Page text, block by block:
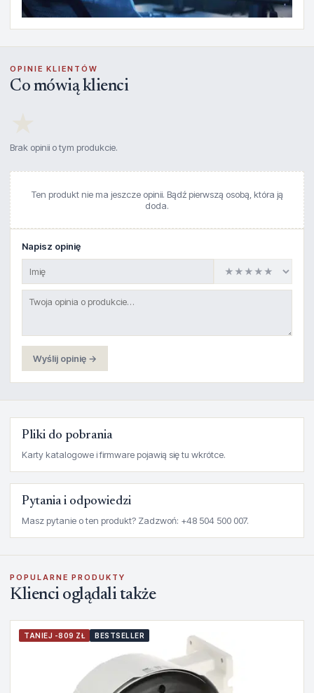
OPINIE KLIENTÓW
Co mówią klienci
Brak opinii o tym produkcie.
Ten produkt nie ma jeszcze opinii. Bądź pierwszą osobą, która ją
doda.
Napisz opinię
Wyślij opinię →
Pliki do pobrania
Karty katalogowe i firmware pojawią się tu wkrótce.
Pytania i odpowiedzi
Masz pytanie o ten produkt? Zadzwoń: +48 504 500 007.
POPULARNE PRODUKTY
Klienci oglądali także
TANIEJ -809 ZŁ BESTSELLER